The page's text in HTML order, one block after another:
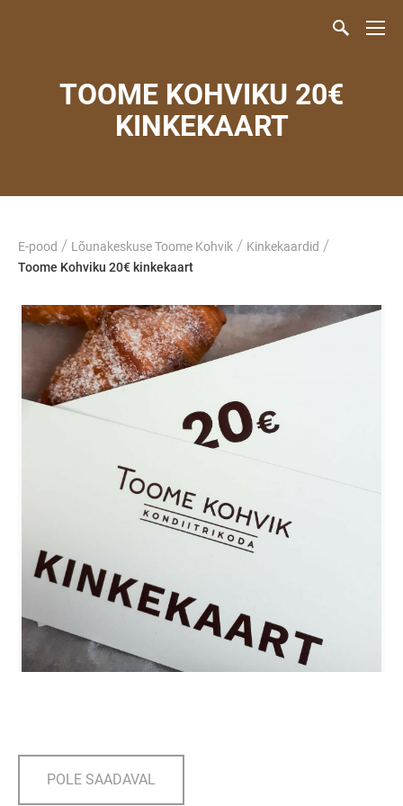
TOOME KOHVIKU 20€
KINKEKAART
E-pood / Lõunakeskuse Toome Kohvik / Kinkekaardid /
Toome Kohviku 20€ kinkekaart
POLE SAADAVAL